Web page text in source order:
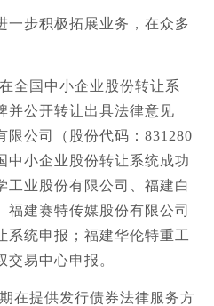
一步积极拓展业务，在众多
国中小企业股份转让系
并公开转让出具法律意见
限公司（股份代码：831280
中小企业股份转让系统成功
工业股份有限公司、福建白
福建赛特传媒股份有限公司
系统申报；福建华伦特重工
交易中心申报。
提供发行债券法律服务方